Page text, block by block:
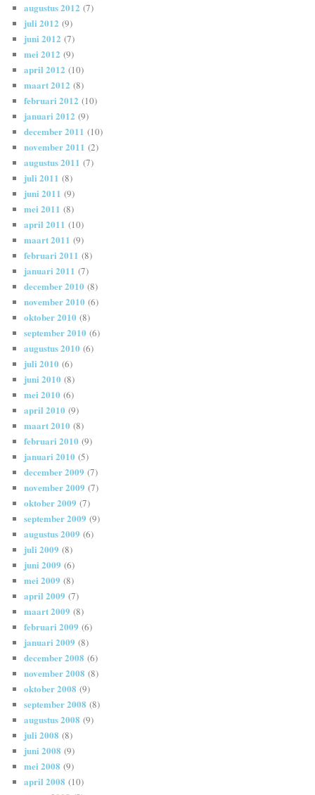
augustus 2012 (7)
juli 2012 (9)
juni 2012 (7)
mei 2012 (9)
april 2012 (10)
maart 2012 (8)
februari 2012 (10)
januari 2012 (9)
december 2011 (10)
november 2011 (2)
augustus 2011 (7)
juli 2011 (8)
juni 2011 (9)
mei 2011 (8)
april 2011 (10)
maart 2011 (9)
februari 2011 (8)
januari 2011 (7)
december 2010 (8)
november 2010 (6)
oktober 2010 (8)
september 2010 (6)
augustus 2010 (6)
juli 2010 (6)
juni 2010 (8)
mei 2010 (6)
april 2010 (9)
maart 2010 (8)
februari 2010 (9)
januari 2010 (5)
december 2009 (7)
november 2009 (7)
oktober 2009 (7)
september 2009 (9)
augustus 2009 (6)
juli 2009 (8)
juni 2009 (6)
mei 2009 (8)
april 2009 (7)
maart 2009 (8)
februari 2009 (6)
januari 2009 (8)
december 2008 (6)
november 2008 (8)
oktober 2008 (9)
september 2008 (8)
augustus 2008 (9)
juli 2008 (8)
juni 2008 (9)
mei 2008 (9)
april 2008 (10)